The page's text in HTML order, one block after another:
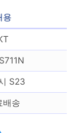
용
S23
배송